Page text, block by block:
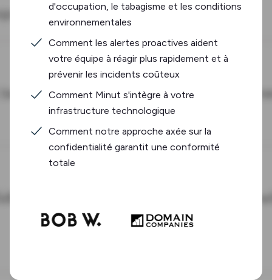
d'occupation, le tabagisme et les conditions
environnementales
Comment les alertes proactives aident
votre équipe à réagir plus rapidement et à
prévenir les incidents coûteux
Comment Minut s'intègre à votre
infrastructure technologique
Comment notre approche axée sur la
confidentialité garantit une conformité
totale